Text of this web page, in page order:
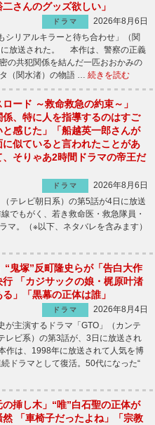
二さんのグッズ欲しい」
ドラマ
2026年8月6日
シリアルキラーと待ち合わせ」（関
に放送された。 本作は、警察の正義
の共犯関係を結んだ一匹おおかみの
（関水渚）の物語 … 続きを読む
ロード ～救命救急の約束～」
係、特に人を指導するのはすご
と感じた」「船越英一郎さんが
に似ていると言われたことがあ
、そりゃあ2時間ドラマの帝王だ
ドラマ
2026年8月6日
テレビ朝日系）の第5話が4日に放送
もがく、若き救命医・救急隊員・
マ。（※以下、ネタバレを含みます）
“鬼塚”反町隆史らが「告白大作
行 「カジサックの娘・梶原叶渚
」「黒幕の正体は誰」
ドラマ
2026年8月4日
が主演するドラマ「GTO」（カンテ
レビ系）の第3話が、3日に放送され
は、1998年に放送されて人気を博
ドラマとして復活。50代になった“
の挿し木」“唯”白石聖の正体が
然 「車椅子だったよね」「宗教